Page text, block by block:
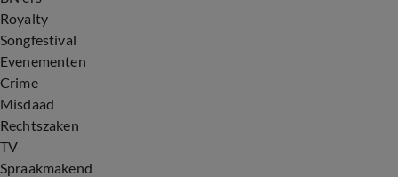
Royalty
Songfestival
Evenementen
Crime
Misdaad
Rechtszaken
TV
Spraakmakend